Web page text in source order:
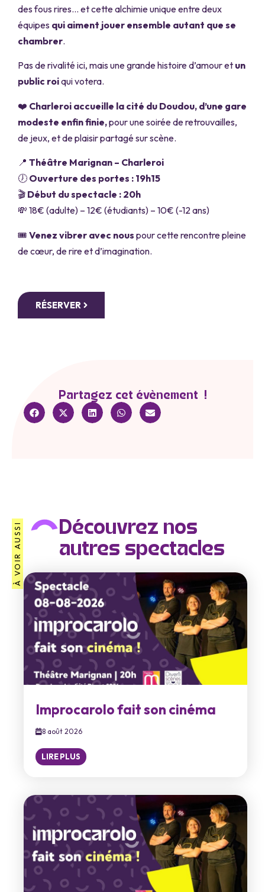
des fous rires… et cette alchimie unique entre deux
équipes qui aiment jouer ensemble autant que se
chambrer.
Pas de rivalité ici, mais une grande histoire d’amour et un
public roiqui votera.
❤️ Charleroi accueille la cité du Doudou, d’une gare
modeste enfin finie,pour une soirée de retrouvailles,
de jeux, et de plaisir partagé sur scène.
📍 Théâtre Marignan – Charleroi
🕖 Ouverture des portes : 19h15
🎬 Début du spectacle : 20h
💸 18€ (adulte) – 12€ (étudiants) – 10€ (-12 ans)
🎟 Venez vibrer avec nous pour cette rencontre pleine
de cœur, de rire et d’imagination.
RÉSERVER
Partagez cet évènement !
À VOIR AUSSI
Découvrez nos
autres spectacles
Improcarolo fait son cinéma
8 août 2026
LIRE PLUS